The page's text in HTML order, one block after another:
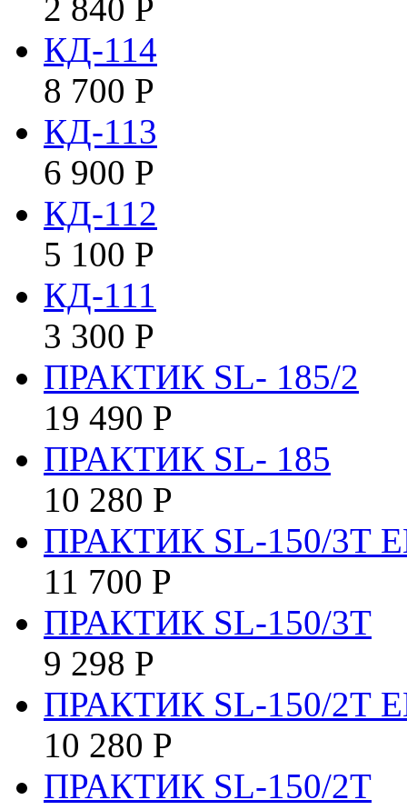
2 840 Р
КД-114
8 700 Р
КД-113
6 900 Р
КД-112
5 100 Р
КД-111
3 300 Р
ПРАКТИК SL- 185/2
19 490 Р
ПРАКТИК SL- 185
10 280 Р
ПРАКТИК SL-150/3Т
11 700 Р
ПРАКТИК SL-150/3Т
9 298 Р
ПРАКТИК SL-150/2Т
10 280 Р
ПРАКТИК SL-150/2Т